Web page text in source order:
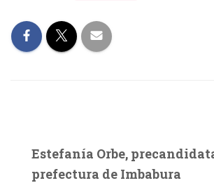
Estefanía Orbe,
prefectura de Imbabura